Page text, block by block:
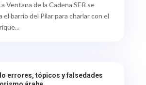
Ventana de la Cadena SER se
el barrio del Pilar para charlar con el
errores, tópicos y falsedades